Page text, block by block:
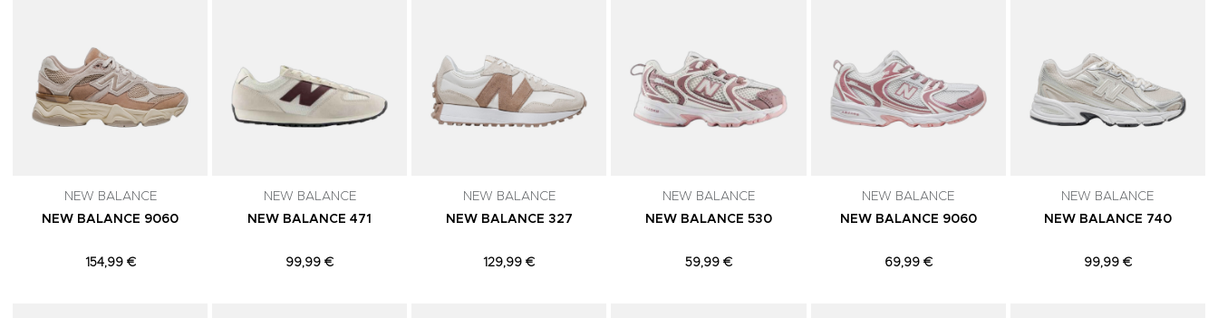
NEW BALANCE
NEW BALANCE 9060
154,99 €
NEW BALANCE
NEW BALANCE 471
99,99 €
NEW BALANCE
NEW BALANCE 327
129,99 €
NEW BALANCE
NEW BALANCE 530
59,99 €
NEW BALANCE
NEW BALANCE 9060
69,99 €
NEW BALANCE
NEW BALANCE 740
99,99 €